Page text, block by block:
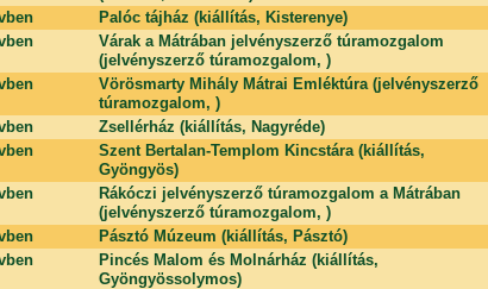
Palóc tájház (kiállítás, Kisterenye)
Várak a Mátrában jelvényszerző túramozgalom
(jelvényszerző túramozgalom, )
Vörösmarty Mihály Mátrai Emléktúra (jelvényszerző
túramozgalom, )
Zsellérház (kiállítás, Nagyréde)
Szent Bertalan-Templom Kincstára (kiállítás,
Gyöngyös)
Rákóczi jelvényszerző túramozgalom a Mátrában
(jelvényszerző túramozgalom, )
Pásztó Múzeum (kiállítás, Pásztó)
Pincés Malom és Molnárház (kiállítás,
Gyöngyössolymos)